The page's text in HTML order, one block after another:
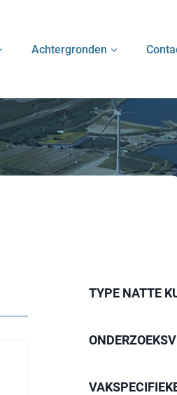
Achtergronden
TYPE NATTE